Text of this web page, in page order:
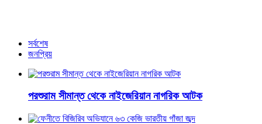
সর্বশেষ
জনপ্রিয়
পরশুরাম সীমান্ত থেকে নাইজেরিয়ান নাগরিক আটক